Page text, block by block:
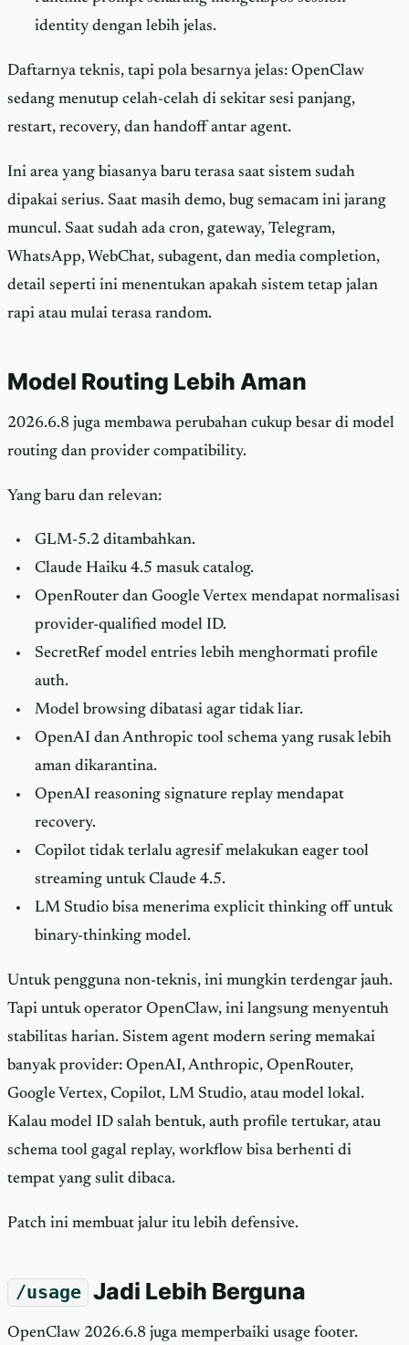
identity dengan lebih jelas.
Daftarnya teknis, tapi pola besarnya jelas: OpenClaw
sedang menutup celah-celah di sekitar sesi panjang,
restart, recovery, dan handoff antar agent.
Ini area yang biasanya baru terasa saat sistem sudah
dipakai serius. Saat masih demo, bug semacam ini jarang
muncul. Saat sudah ada cron, gateway, Telegram,
WhatsApp, WebChat, subagent, dan media completion,
detail seperti ini menentukan apakah sistem tetap jalan
rapi atau mulai terasa random.
Model Routing Lebih Aman
2026.6.8 juga membawa perubahan cukup besar di model
routing dan provider compatibility.
Yang baru dan relevan:
GLM-5.2 ditambahkan.
Claude Haiku 4.5 masuk catalog.
OpenRouter dan Google Vertex mendapat normalisasi
provider-qualified model ID.
SecretRef model entries lebih menghormati profile
auth.
Model browsing dibatasi agar tidak liar.
OpenAI dan Anthropic tool schema yang rusak lebih
aman dikarantina.
OpenAI reasoning signature replay mendapat
recovery.
Copilot tidak terlalu agresif melakukan eager tool
streaming untuk Claude 4.5.
LM Studio bisa menerima explicit thinking off untuk
binary-thinking model.
Untuk pengguna non-teknis, ini mungkin terdengar jauh.
Tapi untuk operator OpenClaw, ini langsung menyentuh
stabilitas harian. Sistem agent modern sering memakai
banyak provider: OpenAI, Anthropic, OpenRouter,
Google Vertex, Copilot, LM Studio, atau model lokal.
Kalau model ID salah bentuk, auth profile tertukar, atau
schema tool gagal replay, workflow bisa berhenti di
tempat yang sulit dibaca.
Patch ini membuat jalur itu lebih defensive.
/usage Jadi Lebih Berguna
OpenClaw 2026.6.8 juga memperbaiki usage footer.